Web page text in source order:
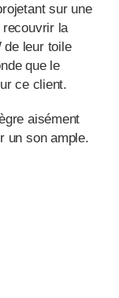
sur une
la
de leur toile
que le
ce client.
aisément
un son ample.